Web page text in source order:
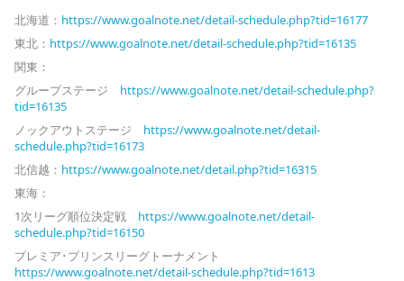
北海道： https://www.goalnote.net/detail-schedule.php?tid=16177
東北： https://www.goalnote.net/detail-schedule.php?tid=16135
関東：
グループステージ https://www.goalnote.net/detail-schedule.php?
tid=16135
ノックアウトステージ https://www.goalnote.net/detail-
schedule.php?tid=16173
北信越： https://www.goalnote.net/detail.php?tid=16315
東海：
1次リーグ順位決定戦 https://www.goalnote.net/detail-
schedule.php?tid=16150
プレミア･プリンスリーグトーナメント
https://www.goalnote.net/detail-schedule.php?tid=1613